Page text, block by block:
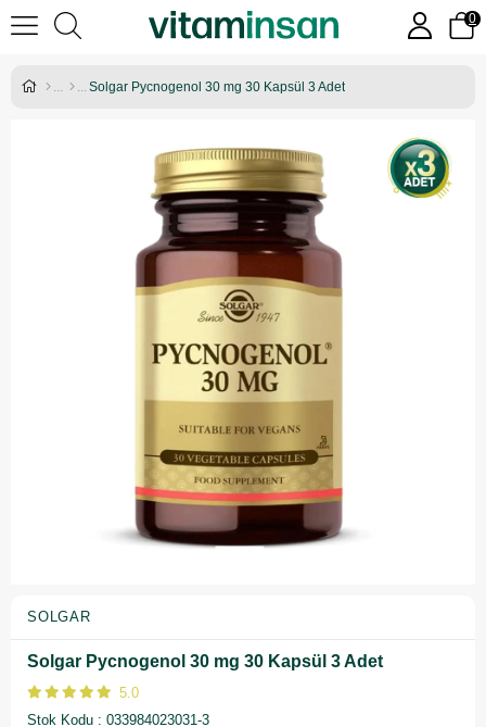
0
Solgar Pycnogenol 30 mg 30 Kapsül 3 Adet
SOLGAR
Solgar Pycnogenol 30 mg 30 Kapsül 3 Adet
5.0
Stok Kodu
033984023031-3